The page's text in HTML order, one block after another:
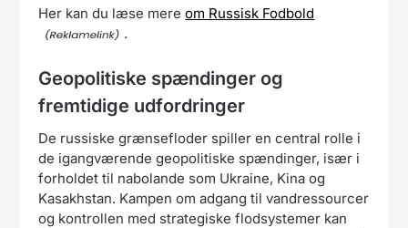
Her kan du læse mereom Russisk Fodbold
.
Geopolitiske spændinger og
fremtidige udfordringer
De russiske grænsefloder spiller en central rolle i
de igangværende geopolitiske spændinger, især i
forholdet til nabolande som Ukraine, Kina og
Kasakhstan. Kampen om adgang til vandressourcer
og kontrollen med strategiske flodsystemer kan